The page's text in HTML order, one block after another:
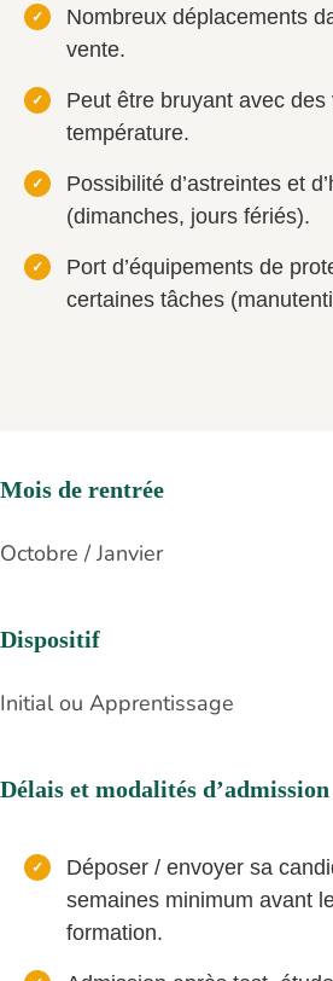
Nombreux déplacements
vente.
Peut être bruyant avec
température.
Possibilité d’astreintes et
(dimanches, jours fériés).
Port d’équipements de
certaines tâches
Mois de rentrée
Octobre / Janvier
Dispositif
Initial ou Apprentissage
Délais et modalités d’admission
Déposer / envoyer sa
semaines minimum avant
formation.